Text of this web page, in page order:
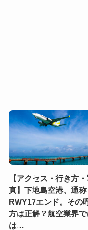
【アクセス・行き方
真】下地島空港、通称
RWY17エンド。その
方は正解？航空業界
は…